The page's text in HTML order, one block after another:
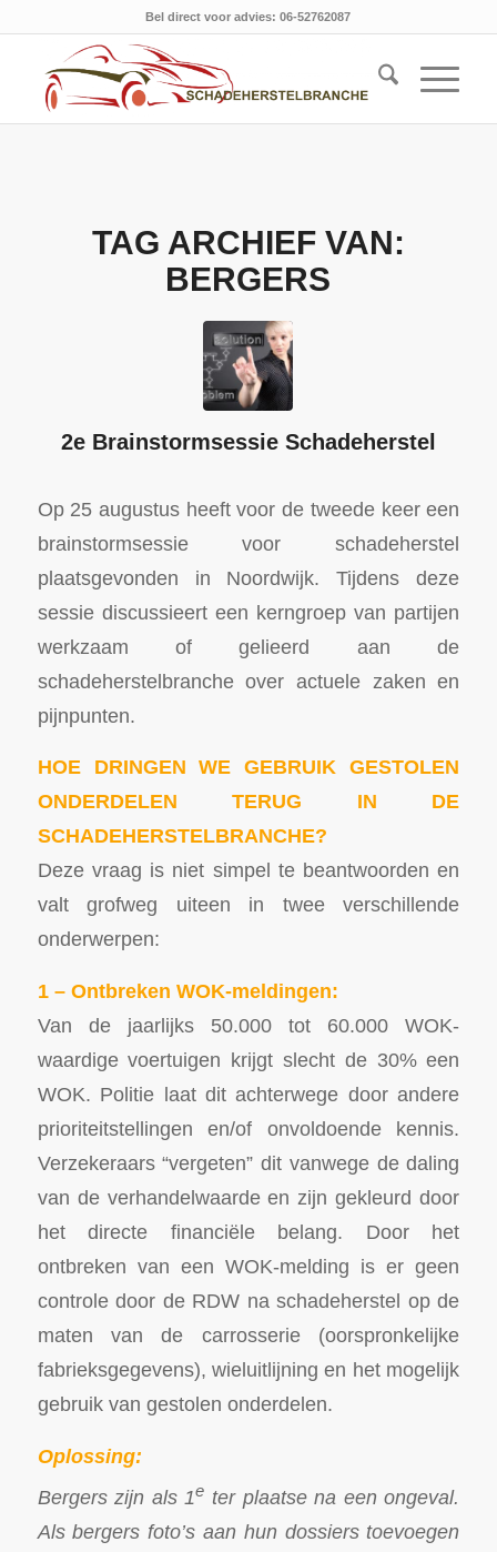
Bel direct voor advies: 06-52762087
TAG ARCHIEF VAN:
BERGERS
2e Brainstormsessie Schadeherstel
Op 25 augustus heeft voor de tweede keer een
brainstormsessie voor schadeherstel
plaatsgevonden in Noordwijk. Tijdens deze
sessie discussieert een kerngroep van partijen
werkzaam of gelieerd aan de
schadeherstelbranche over actuele zaken en
pijnpunten.
HOE DRINGEN WE GEBRUIK GESTOLEN
ONDERDELEN TERUG IN DE
SCHADEHERSTELBRANCHE?
Deze vraag is niet simpel te beantwoorden en
valt grofweg uiteen in twee verschillende
onderwerpen:
1 – Ontbreken WOK-meldingen:
Van de jaarlijks 50.000 tot 60.000 WOK-
waardige voertuigen krijgt slecht de 30% een
WOK. Politie laat dit achterwege door andere
prioriteitstellingen en/of onvoldoende kennis.
Verzekeraars “vergeten” dit vanwege de daling
van de verhandelwaarde en zijn gekleurd door
het directe financiële belang. Door het
ontbreken van een WOK-melding is er geen
controle door de RDW na schadeherstel op de
maten van de carrosserie (oorspronkelijke
fabrieksgegevens), wieluitlijning en het mogelijk
gebruik van gestolen onderdelen.
Oplossing:
Bergers zijn als 1e ter plaatse na een ongeval.
Als bergers foto’s aan hun dossiers toevoegen